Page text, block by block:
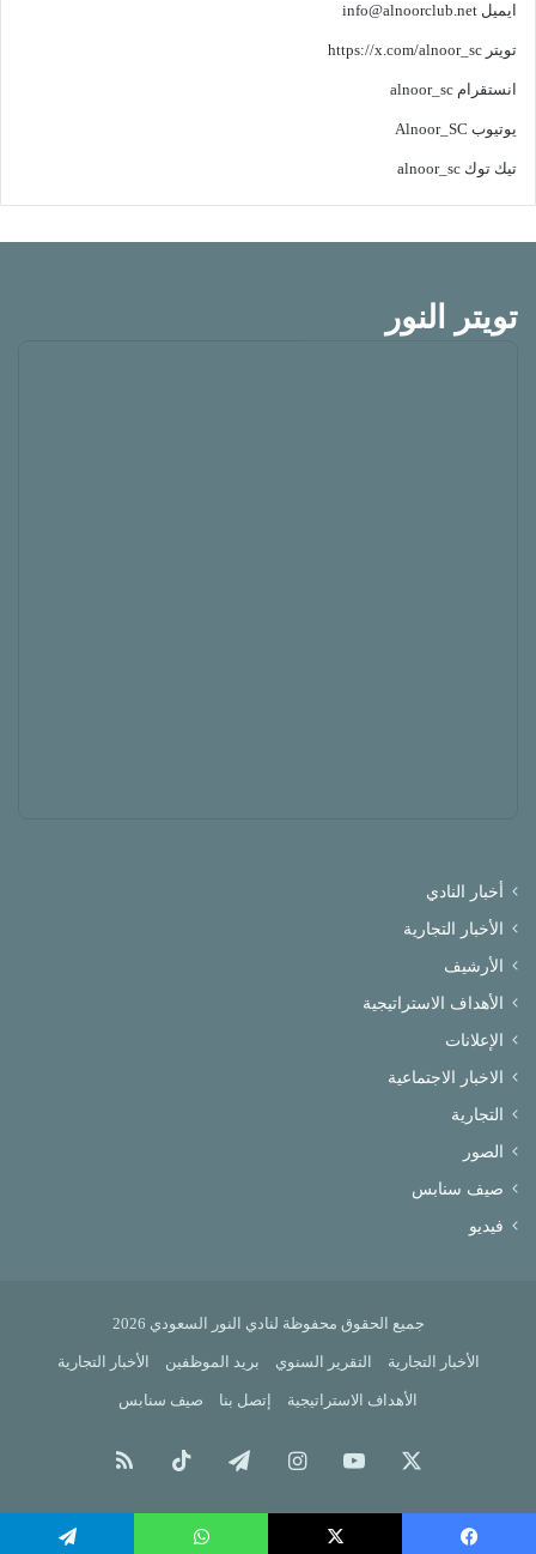
ايميل info@alnoorclub.net
تويتر https://x.com/alnoor_sc
انستقرام alnoor_sc
يوتيوب Alnoor_SC
تيك توك alnoor_sc
تويتر النور
أخبار النادي
الأخبار التجارية
الأرشيف
الأهداف الاستراتيجية
الإعلانات
الاخبار الاجتماعية
التجارية
الصور
صيف سنابس
فيديو
جميع الحقوق محفوظة لنادي النور السعودي 2026
الأخبار التجارية التقرير السنوي بريد الموظفين الأخبار التجارية
الأهداف الاستراتيجية إتصل بنا صيف سنابس
يوتيوبانستقرامتيلقرام ‫TikTokملخص
الموقع